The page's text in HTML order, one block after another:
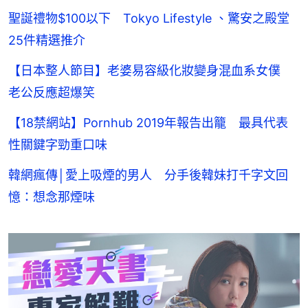
聖誕禮物$100以下 Tokyo Lifestyle 、驚安之殿堂
25件精選推介
【日本整人節目】老婆易容級化妝變身混血系女僕
老公反應超爆笑
【18禁網站】Pornhub 2019年報告出籠 最具代表
性關鍵字勁重口味
韓網瘋傳│愛上吸煙的男人 分手後韓妹打千字文回
憶：想念那煙味